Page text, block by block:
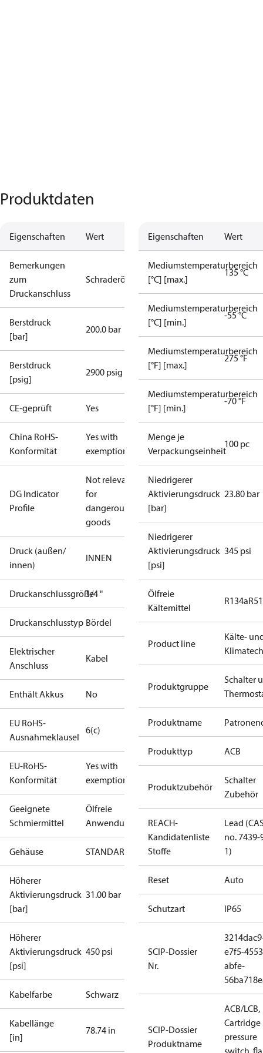
Produktdaten
Eigenschaften Wert
Bemerkungen
zum
Druckanschluss
Schraderöffner
Berstdruck
[bar]
200.0 bar
Berstdruck
[psig]
2900 psig
CE-geprüft Yes
China RoHS-
Konformität
Yes with
exemptions
DG Indicator
Profile
Not relevant
for
dangerous
goods
Druck (außen/
innen)
INNEN
Druckanschlussgröße1/4 "
Druckanschlusstyp Bördel
Elektrischer
Anschluss
Kabel
Enthält Akkus No
EU RoHS-
Ausnahmeklausel
6(c)
EU-RoHS-
Konformität
Yes with
exemptions
Geeignete
Schmiermittel
Ölfreie
Anwendungen
Gehäuse STANDARDABTAUUNG
Höherer
Aktivierungsdruck
[bar]
31.00 bar
Höherer
Aktivierungsdruck
[psi]
450 psi
Kabelfarbe Schwarz
Kabellänge
[in]
78.74 in
Eigenschaften Wert
Mediumstemperaturbereich
[°C] [max.]
135 °C
Mediumstemperaturbereich
[°C] [min.]
-55 °C
Mediumstemperaturbereich
[°F] [max.]
275 °F
Mediumstemperaturbereich
[°F] [min.]
-70 °F
Menge je
Verpackungseinheit
100 pc
Niedrigerer
Aktivierungsdruck
[bar]
23.80 bar
Niedrigerer
Aktivierungsdruck
[psi]
345 psi
Ölfreie
Kältemittel
R134a
Product line
Kälte-
Produktgruppe
Schalter
Produktname
Produkttyp ACB
Produktzubehör
Schalter
Zubehör
REACH-
Kandidatenliste
Stoffe
Lead
no. 7439-
1)
Reset Auto
Schutzart IP65
SCIP-Dossier
Nr.
e7f5-
abfe-
SCIP-Dossier
Produktname
ACB/LCB,
Cartridge
pressure
switch,